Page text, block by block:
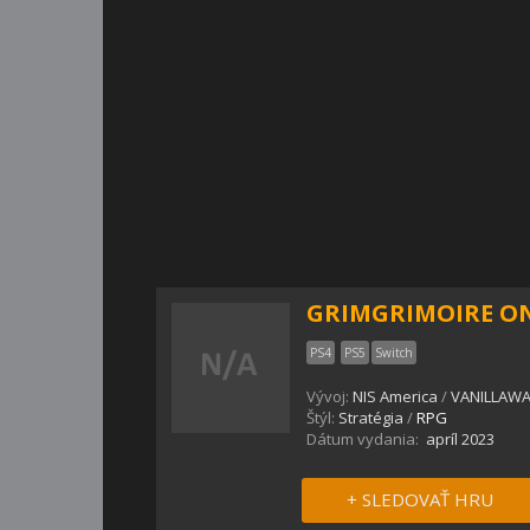
GRIMGRIMOIRE
PS4 PS5 Switch
Vývoj: NIS America /
Štýl: Stratégia /RPG
Dátum vydania: apríl 2023
+ SLEDOVAŤ HRU